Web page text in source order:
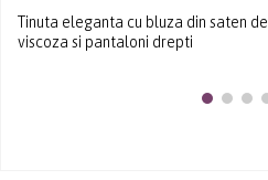
Tinuta eleganta cu bluza din saten de
viscoza si pantaloni drepti